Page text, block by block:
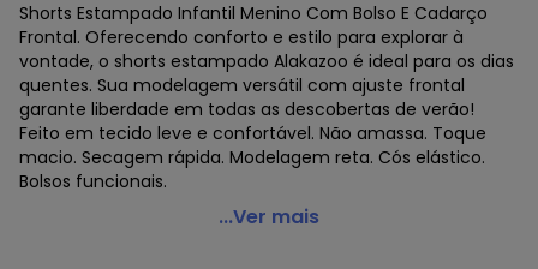
Shorts Estampado Infantil Menino Com Bolso E Cadarço
Frontal. Oferecendo conforto e estilo para explorar à
vontade, o shorts estampado Alakazoo é ideal para os dias
quentes. Sua modelagem versátil com ajuste frontal
garante liberdade em todas as descobertas de verão!
Feito em tecido leve e confortável. Não amassa. Toque
macio. Secagem rápida. Modelagem reta. Cós elástico.
Bolsos funcionais.
Alakazoo - Shorts Menino com Bolso e Cadarço
...Ver mais